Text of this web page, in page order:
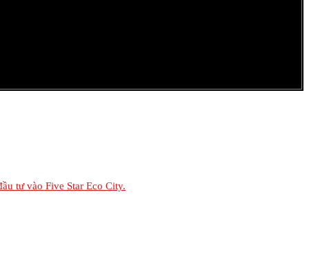
tư vào Five Star Eco City.